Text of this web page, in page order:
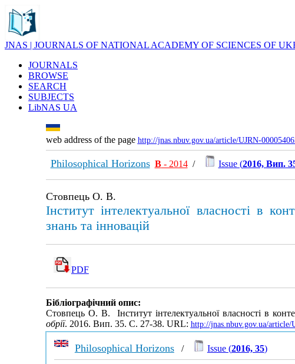
JNAS | JOURNALS OF NATIONAL ACADEMY OF SCIENCES OF
JOURNALS
BROWSE
SEARCH
SUBJECTS
LibNAS UA
web address of the page http://jnas.nbuv.gov.ua/article/UJRN-
Philosophical Horizons В- 2014/ Issue (2016, Вип.
Стовпець О. В.
Інститут інтелектуальної власності в
знань та інновацій
PDF
Бібліографічний опис:
Стовпець О. В. Інститут інтелектуальної власності в
обрії. 2016. Вип. 35. С. 27-38. URL: http://jnas.nbuv.gov.ua/article/
Philosophical Horizons/ Issue (2016, 35)